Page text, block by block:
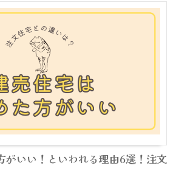
がいい！といわれる理由6選！注文